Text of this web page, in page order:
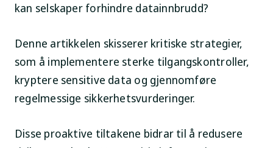
kan selskaper forhindre datainnbrudd?
Denne artikkelen skisserer kritiske strategier,
som å implementere sterke tilgangskontroller,
kryptere sensitive data og gjennomføre
regelmessige sikkerhetsvurderinger.
Disse proaktive tiltakene bidrar til å redusere